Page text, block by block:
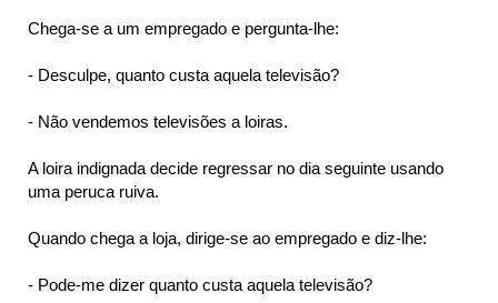
Chega-se a um empregado e pergunta-lhe:
- Desculpe, quanto custa aquela televisão?
- Não vendemos televisões a loiras.
A loira indignada decide regressar no dia seguinte usando
uma peruca ruiva.
Quando chega a loja, dirige-se ao empregado e diz-lhe:
- Pode-me dizer quanto custa aquela televisão?